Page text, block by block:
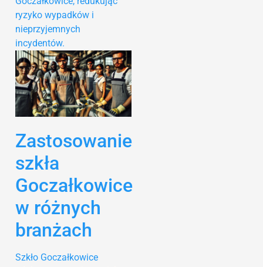
ryzyko wypadków i
nieprzyjemnych
incydentów.
Zastosowanie
szkła
Goczałkowice
w różnych
branżach
Szkło Goczałkowice